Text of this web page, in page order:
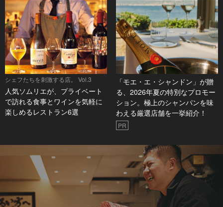
シェフたちを刺激する店。 Vol.3
人気ソムリエが、プライベート
で訪れる食事とワインを気軽に
楽しめるレストラン6選
「モエ・エ・シャンドン」が贈
る、2026年夏の特別なプロモー
ション。極上のシャンパンを味
わえる厳選店舗を一挙紹介！
PR